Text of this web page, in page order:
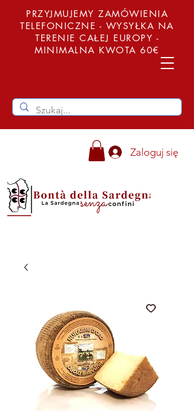
PRZYJMUJEMY ZAMÓWIENIA
TELEFONICZNE - WYSYŁKA NA
TERENIE CAŁEJ EUROPY -
MINIMALNA KWOTA 60€
Zaloguj się